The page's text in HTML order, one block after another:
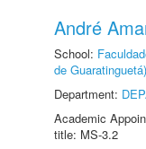
André
School:
de Guaratinguetá)
Department:
Academic
title: MS-3.2